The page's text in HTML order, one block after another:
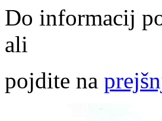
Do informacij
ali
pojdite na